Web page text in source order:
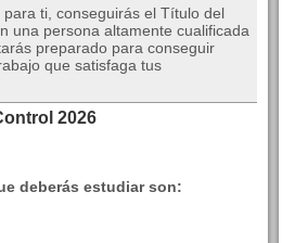
ti, conseguirás el Título del
una persona altamente cualificada
preparado para conseguir
que satisfaga tus
2026
deberás estudiar son: